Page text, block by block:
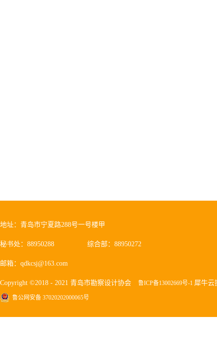
地址：青岛市宁夏路288号一号楼甲
秘书处：88950288 综合部：88950272
邮箱：qdkcsj@163.com
Copyright ©2018 - 2021 青岛市勘察设计协会 鲁ICP备13002669号-1 犀牛云
鲁公网安备 37020202000065号